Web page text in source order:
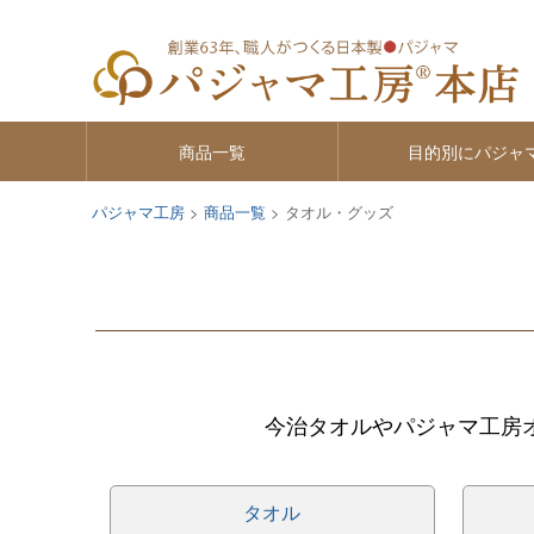
商品一覧 目的別にパジャ
パジャマ工房 商品一覧 タオル・グッズ
今治タオルやパジャマ工房
タオル